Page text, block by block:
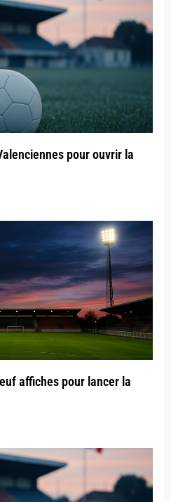
pour ouvrir la
affiches pour lancer la